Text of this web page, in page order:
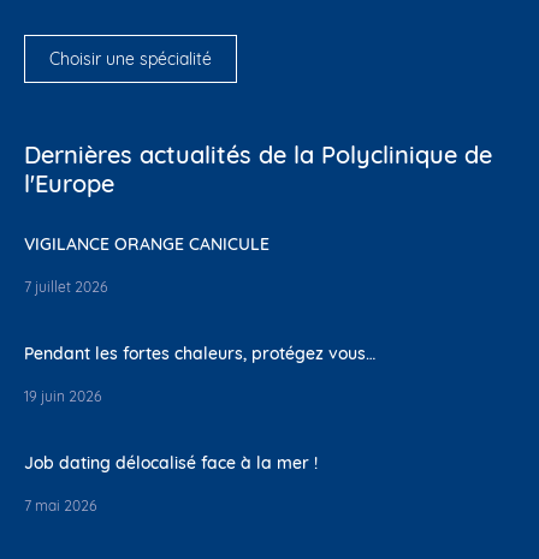
Choisir une spécialité
Dernières actualités de la Polyclinique de
l'Europe
VIGILANCE ORANGE CANICULE
7 juillet 2026
Pendant les fortes chaleurs, protégez vous…
19 juin 2026
Job dating délocalisé face à la mer !
7 mai 2026